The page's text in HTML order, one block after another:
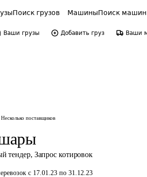
Поиск грузов МашиныПоиск машин
Ваши грузы Добавить груз Ваши
Несколько поставщиков
тендер, Запрос котировок
с 17.01.23 по 31.12.23